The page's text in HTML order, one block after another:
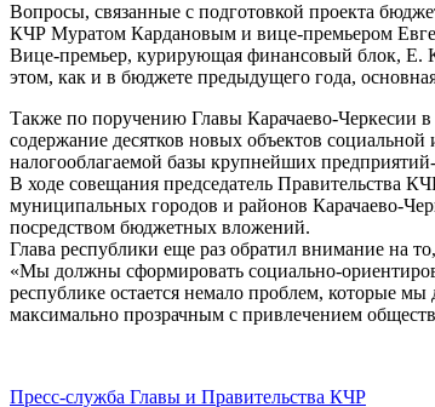
Вопросы, связанные с подготовкой проекта
КЧР Муратом Кардановым и вице-премьером
Вице-премьер, курирующая финансовый блок, Е.
этом, как и в бюджете предыдущего года,
Также по поручению Главы Карачаево-Черкесии
содержание десятков новых объектов
налогооблагаемой базы крупнейших
В ходе совещания председатель Правительства
муниципальных городов и районов Карачаево-
посредством бюджетных вложений.
Глава республики еще раз обратил внимание на
«Мы должны сформировать социально-
республике остается немало проблем, которые
максимально прозрачным с привлечением
Пресс-служба Главы и Правительства КЧР